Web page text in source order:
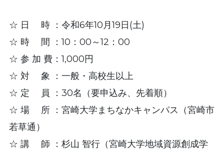
☆ 日 時 ：令和6年10月19日(土)
☆ 時 間 ：10：00～12：00
☆ 参 加 費：1,000円
☆ 対 象 ：一般・高校生以上
☆ 定 員 ：30名（要申込み、先着順）
☆ 場 所 ：宮崎大学まちなかキャンパス（宮崎市
若草通）
☆ 講 師 ：杉山 智行（宮崎大学地域資源創成学